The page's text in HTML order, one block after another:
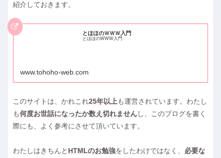
紹介しておきます。
とほほのＷＷＷ入門
とほほのWWW入門
www.tohoho-web.com
このサイトは、かれこれ25年以上も運営されています。わたし
も何度お世話になったか数え切れませんし、このブログを書く
際にも、よく参考にさせて頂いています。
わたしはきちんとHTMLのお勉強をしたわけではなく、 必要な